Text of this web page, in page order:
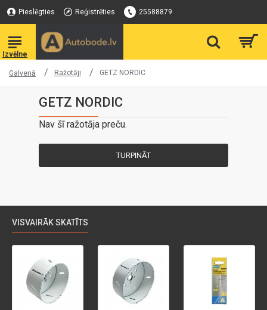
Pieslēgties Reģistrēties 25588879
Galvenā Ražotāji GETZ NORDIC
GETZ NORDIC
Nav šī ražotāja preču.
TURPINĀT
VISVAIRĀK SKATĪTS